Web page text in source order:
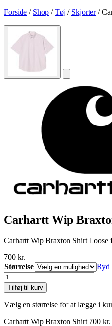
Forside / Shop /Tøj / Skjorter/
Carhartt Wip
Carhartt Wip Braxton Shirt Loose
700 kr.
Størrelse
Ryd
Carhartt
Wip
Braxton
Shirt
antal
Tilføj til kurv
Vælg en størrelse for at lægge i
Carhartt Wip Braxton Shirt 700 kr.